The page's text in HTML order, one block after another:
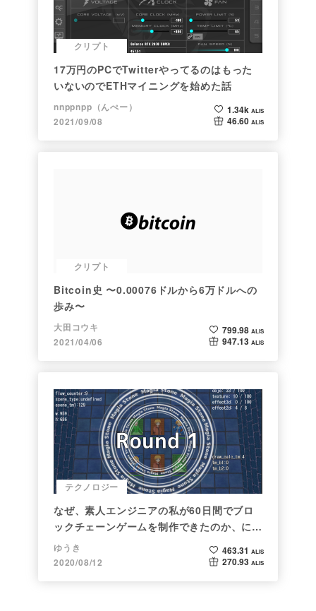
クリプト
17万円のPCでTwitterやってるのはもった
いないのでETHマイニングを始めた話
nnppnpp（んぺー）
2021/09/08
1.34k ALIS
46.60 ALIS
クリプト
Bitcoin史 〜0.00076ドルから6万ドルへの
歩み〜
大田コウキ
2021/04/06
799.98 ALIS
947.13 ALIS
テクノロジー
なぜ、素人エンジニアの私が60日間でブロ
ックチェーンゲームを制作できたのか、につ
いて語ってみた
ゆうき
2020/08/12
463.31 ALIS
270.93 ALIS